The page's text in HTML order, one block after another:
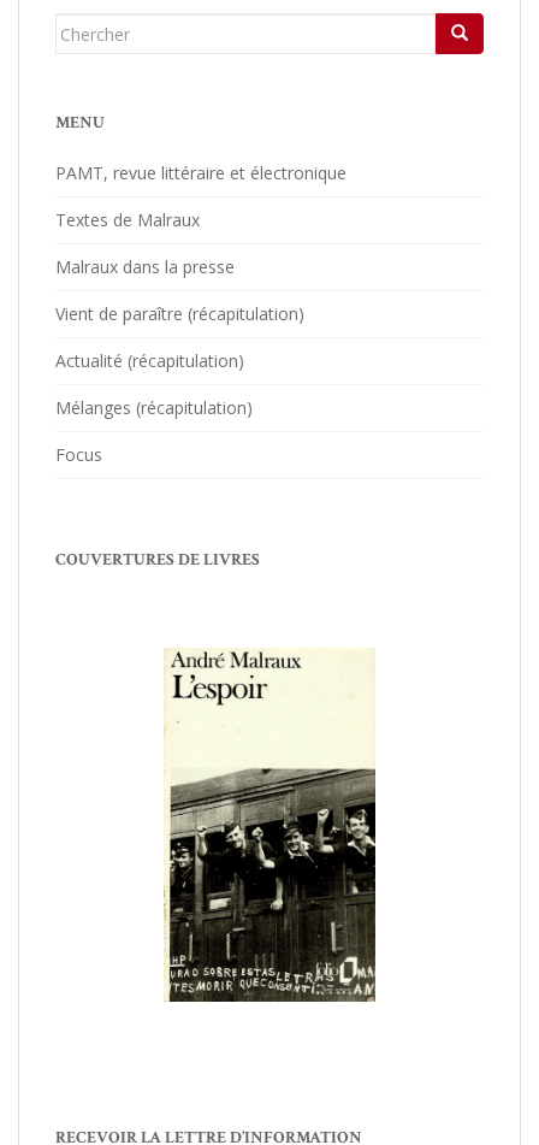
Chercher...
MENU
PAMT, revue littéraire et électronique
Textes de Malraux
Malraux dans la presse
Vient de paraître (récapitulation)
Actualité (récapitulation)
Mélanges (récapitulation)
Focus
COUVERTURES DE LIVRES
RECEVOIR LA LETTRE D’INFORMATION